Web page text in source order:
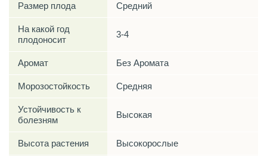
Размер плода Средний
На какой год
плодоносит
3-4
Аромат Без Аромата
Морозостойкость Средняя
Устойчивость к
болезням
Высокая
Высота растения Высокорослые